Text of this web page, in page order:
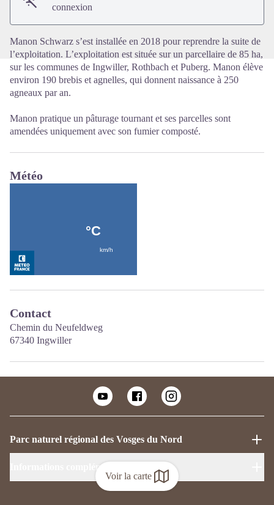
Voir la carte
connexion
Manon Schwarz s’est installée en 2018 pour reprendre la suite de
l’exploitation. L’exploitation est située sur un parcellaire de 85 ha,
sur les communes de Ingwiller, Rothbach et Puberg. Manon élève
environ 190 brebis et agnelles, qui donnent naissance à 250
agneaux par an.
Manon pratique un pâturage tournant et ses parcelles sont
amendées uniquement avec son fumier composté.
Météo
Contact
Chemin du Neufeldweg
67340 Ingwiller
Parc naturel régional des Vosges du Nord
Informations complémentaires